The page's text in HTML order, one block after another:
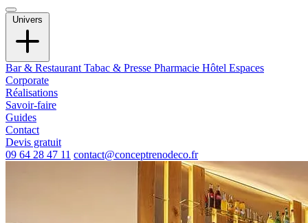
Univers
Bar & Restaurant Tabac & Presse Pharmacie Hôtel Espaces
Corporate
Réalisations
Savoir-faire
Guides
Contact
Devis gratuit
09 64 28 47 11 contact@conceptrenodeco.fr